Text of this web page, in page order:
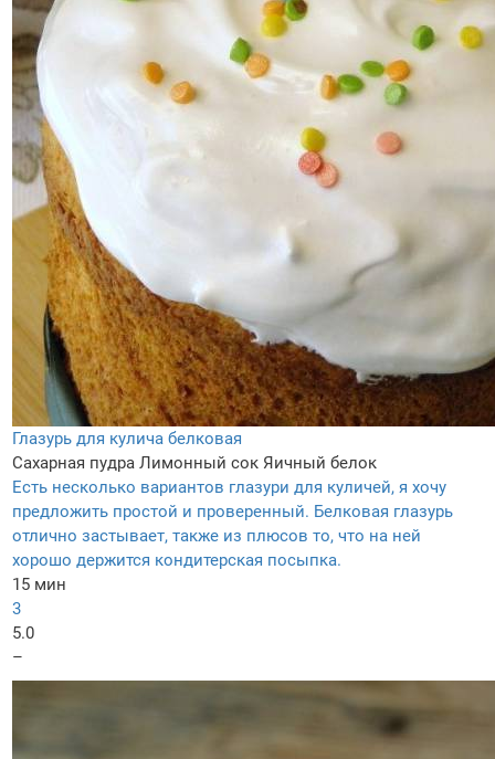
Глазурь для кулича белковая
Сахарная пудра Лимонный сок Яичный белок
Есть несколько вариантов глазури для куличей, я хочу
предложить простой и проверенный. Белковая глазурь
отлично застывает, также из плюсов то, что на ней
хорошо держится кондитерская посыпка.
15 мин
3
5.0
–